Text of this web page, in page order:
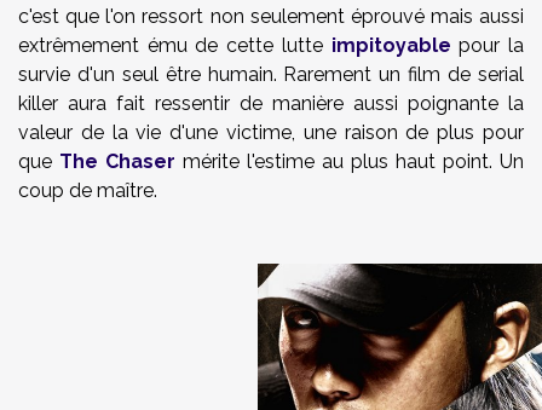
c'est que l'on ressort non seulement éprouvé mais aussi
extrêmement ému de cette lutte impitoyable pour la
survie d'un seul être humain. Rarement un film de serial
killer aura fait ressentir de manière aussi poignante la
valeur de la vie d'une victime, une raison de plus pour
que The Chaser mérite l'estime au plus haut point. Un
coup de maître.